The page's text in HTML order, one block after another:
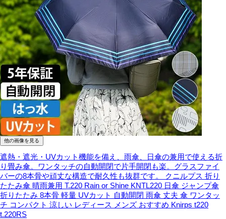
他の画像を見る
遮熱・遮光・UVカット機能を備え、雨傘、日傘の兼用で使える折
り畳み傘。ワンタッチの自動開閉で片手開閉も楽。グラスファイ
バーの8本骨や頑丈な構造で耐久性も抜群です。
クニルプス 折り
たたみ傘 晴雨兼用 T.220 Rain or Shine KNTL220 日傘 ジャンプ傘
折りたたみ 8本骨 軽量 UVカット 自動開閉 雨傘 丈夫 傘 ワンタッ
チ コンパクト 涼しい レディース メンズ おすすめ Knirps t220
t.220RS